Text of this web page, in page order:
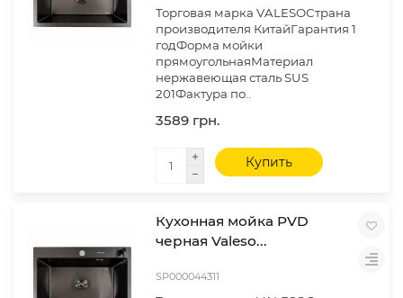
Торговая марка VALESOСтрана
производителя КитайГарантия 1
годФорма мойки
прямоугольнаяМатериал
нержавеющая сталь SUS
201Фактура по..
3589 грн.
Купить
Кухонная мойка PVD
черная Valeso...
SP000044311